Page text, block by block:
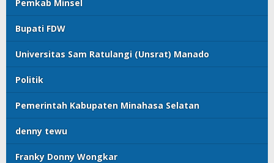
Pemkab Minsel
Bupati FDW
Universitas Sam Ratulangi (Unsrat) Manado
Politik
Pemerintah Kabupaten Minahasa Selatan
denny tewu
Franky Donny Wongkar